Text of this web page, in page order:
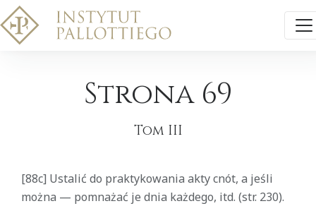
Strona 69
Tom III
[88c] Ustalić do praktykowania akty cnót, a jeśli
można — pomnażać je dnia każdego, itd. (str. 230).